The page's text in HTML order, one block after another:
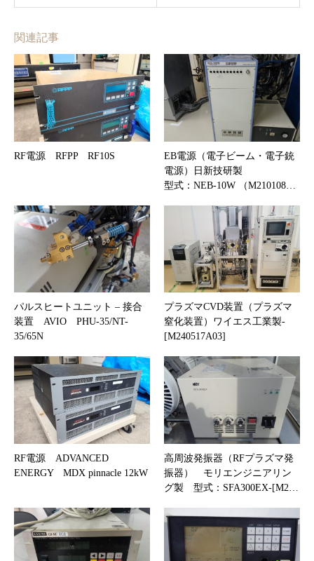
関連記事
RF電源 RFPP RF10S
EB電源（電子ビーム・電子銃
電源）日新技研製
型式：NEB-10W （M210108…
パルスヒートユニット – 接合
装置 AVIO PHU-35/NT-
35/65N
プラズマCVD装置（プラズマ
窒化装置）ワイエス工業製-
[M240517A03]
RF電源 ADVANCED
ENERGY MDX pinnacle 12kW
高周波発振器（RFプラズマ発
振器） モリエンジニアリン
グ製 型式：SFA300EX-[M2…